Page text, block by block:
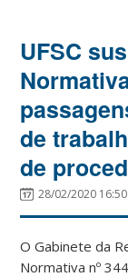
UFSC
de
de
28/02/2020 16:50
O Gabinete da
Normativa nº